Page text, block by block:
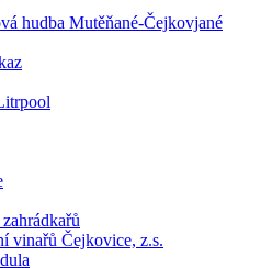
hudba Mutěňané-Čejkovjané
vinařů Čejkovice, z.s.